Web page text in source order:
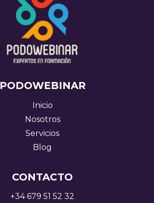
PODOWEBINAR
Inicio
Nosotros
Servicios
Blog
CONTACTO
+34 679 51 52 32